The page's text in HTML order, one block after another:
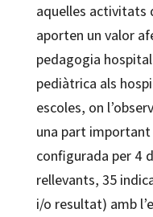
aquelles activitats
aporten un valor
pedagogia
pediàtrica als
escoles, on
una part important
configurada per 4
rellevants, 35
i/o resultat) amb